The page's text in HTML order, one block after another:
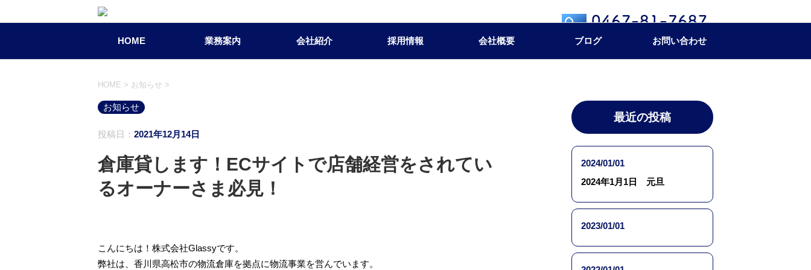
HOME 業務案内 会社紹介 採用情報 会社概要 ブログ お問い合わせ
HOME > お知らせ >
お知らせ
投稿日： 2021年12月14日
倉庫貸します！ECサイトで店舗経営をされてい
るオーナーさま必見！
こんにちは！株式会社Glassyです。
弊社は、香川県高松市の物流倉庫を拠点に物流事業を営んでいます。
最近の投稿
2024/01/01
2024年1月1日 元旦
2023/01/01